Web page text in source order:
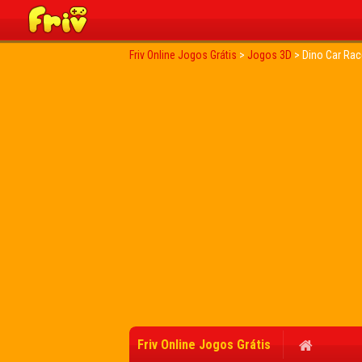
Friv Online Jogos Grátis > Jogos 3D > Dino Car
Friv Online Jogos Grátis